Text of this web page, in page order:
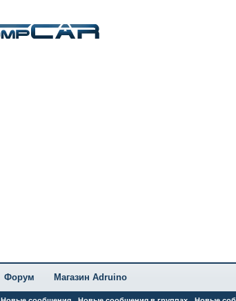
Форум Магазин Adruino